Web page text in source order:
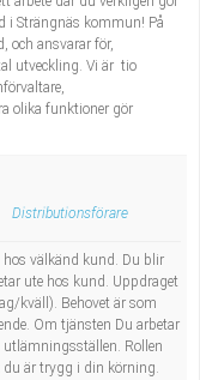
i Strängnäs kommun! På
och ansvarar för,
utveckling. Vi är tio
olika funktioner gör
Distributionsförare
hos välkänd kund. Du blir
ute hos kund. Uppdraget
kväll). Behovet är som
Om tjänsten Du arbetar
Rollen
du är trygg i din körning.